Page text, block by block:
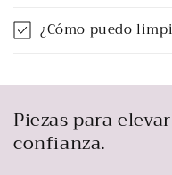
¿Cómo puedo
Piezas para
confianza.